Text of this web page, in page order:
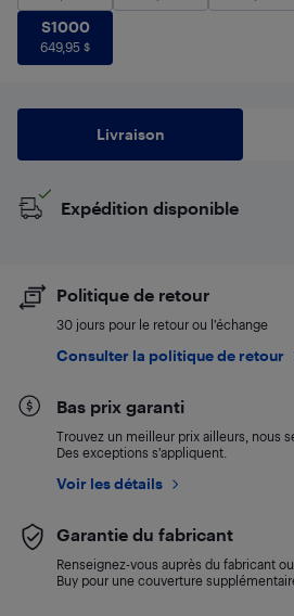
S1000
S1000
649,95 $
Livraison
Expédition disponible
Politique de retour
30 jours pour le retour ou l’échange
Consulter la politique de retour
Bas prix garanti
Trouvez un meilleur prix ailleurs, nous
Des exceptions s’appliquent.
Voir les détails
Garantie du fabricant
Renseignez-vous auprès du fabricant
Buy pour une couverture